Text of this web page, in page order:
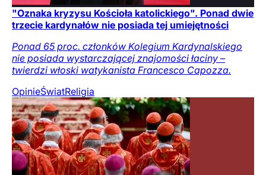
"Oznaka kryzysu Kościoła katolickiego". Ponad dwie
trzecie kardynałów nie posiada tej umiejętności
Ponad 65 proc. członków Kolegium Kardynalskiego
nie posiada wystarczającej znajomości łaciny –
twierdzi włoski watykanista Francesco Capozza.
OpinieŚwiatReligia